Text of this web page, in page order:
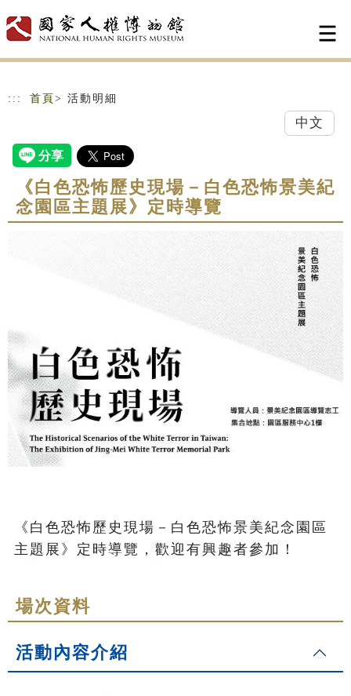
::: 首頁 > 活動明細
中文
《白色恐怖歷史現場－白色恐怖景美紀
念園區主題展》定時導覽
《白色恐怖歷史現場－白色恐怖景美紀念園區
主題展》定時導覽，歡迎有興趣者參加！
場次資料
活動內容介紹